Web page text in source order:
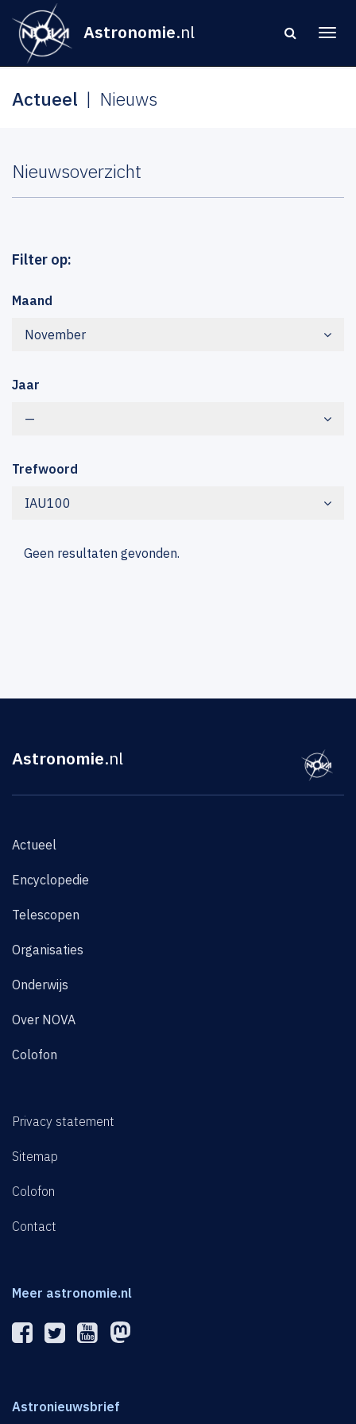
Astronomie.nl
Actueel Nieuws
Nieuwsoverzicht
Filter op:
Maand
November
Jaar
—
Trefwoord
IAU100
Geen resultaten gevonden.
Astronomie.nl
Actueel
Encyclopedie
Telescopen
Organisaties
Onderwijs
Over NOVA
Colofon
Privacy statement
Sitemap
Colofon
Contact
Meer astronomie.nl
Astronieuwsbrief